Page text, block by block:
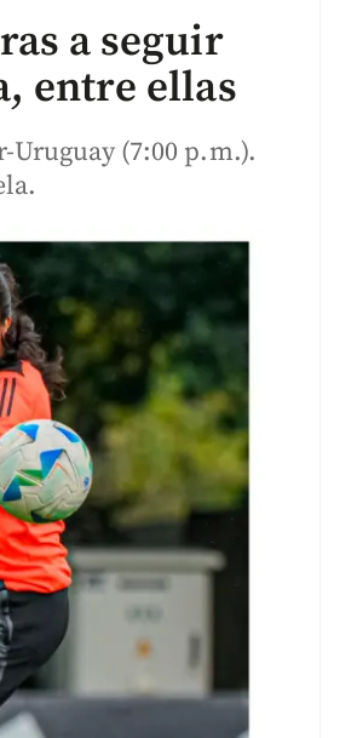
a seguir
entre ellas
Uruguay (7:00 p.m.).